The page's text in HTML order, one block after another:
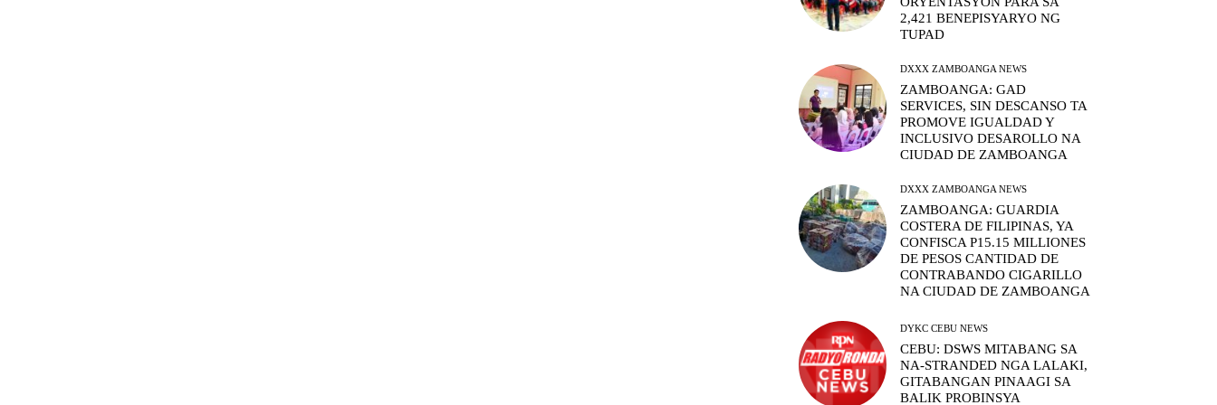
2,421 BENEPISYARYO NG
TUPAD
DXXX ZAMBOANGA NEWS
ZAMBOANGA: GAD
SERVICES, SIN DESCANSO TA
PROMOVE IGUALDAD Y
INCLUSIVO DESAROLLO NA
CIUDAD DE ZAMBOANGA
DXXX ZAMBOANGA NEWS
ZAMBOANGA: GUARDIA
COSTERA DE FILIPINAS, YA
CONFISCA P15.15 MILLIONES
DE PESOS CANTIDAD DE
CONTRABANDO CIGARILLO
NA CIUDAD DE ZAMBOANGA
DYKC CEBU NEWS
CEBU: DSWS MITABANG SA
NA-STRANDED NGA LALAKI,
GITABANGAN PINAAGI SA
BALIK PROBINSYA